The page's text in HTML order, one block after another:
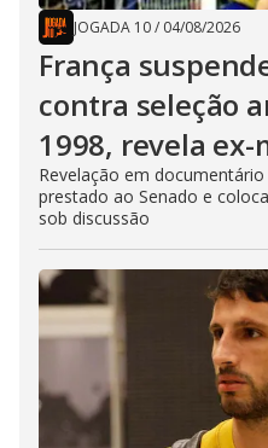
JOGADA 10/ 04/08/2026
França
contra seleção
1998, revela
Revelação em
prestado ao Senado e
sob discussão